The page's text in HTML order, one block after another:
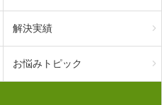
解決実績
お悩みトピック